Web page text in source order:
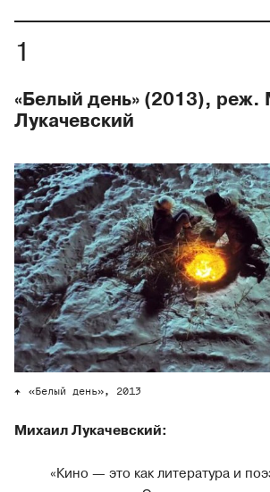
«Белый день» (2013), реж.
Лукачевский
«Белый день», 2013
Михаил Лукачевский:
«Кино — это как литература и